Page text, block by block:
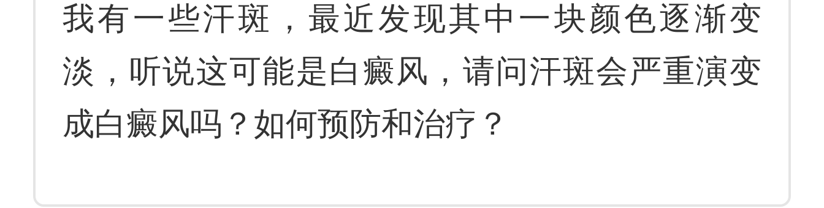
我有一些汗斑，最近发现其中一块颜色逐渐变
淡，听说这可能是白癜风，请问汗斑会严重演变
成白癜风吗？如何预防和治疗？